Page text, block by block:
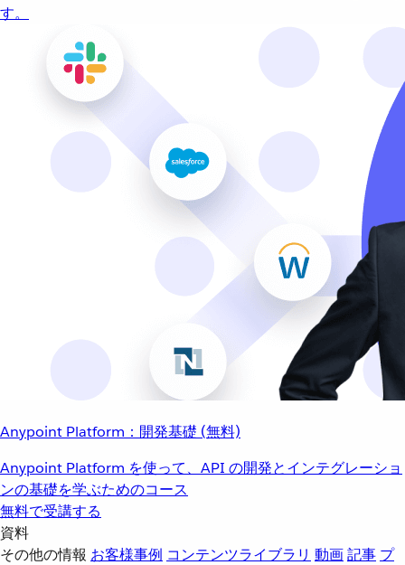
す。
Anypoint Platform：開発基礎 (無料)
Anypoint Platform を使って、API の開発とインテグレーショ
ンの基礎を学ぶためのコース
無料で受講する
資料
その他の情報 お客様事例 コンテンツライブラリ 動画記事 プ